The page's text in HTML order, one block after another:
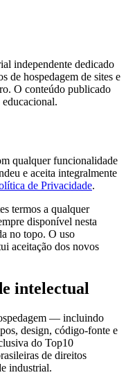
independente dedicado
de hospedagem de sites e
O conteúdo publicado
qualquer funcionalidade
e aceita integralmente
de Privacidade.
termos a qualquer
disponível nesta
no topo. O uso
aceitação dos novos
intelectual
— incluindo
design, código-fonte e
do Top10
de direitos
industrial.